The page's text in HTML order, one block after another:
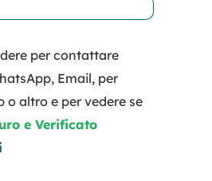
per contattare
Email, per
o altro e per vedere se
e Verificato